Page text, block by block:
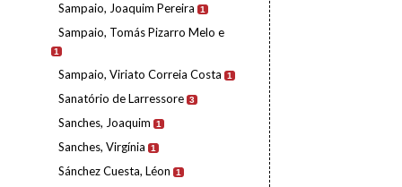
Sampaio, Joaquim Pereira 1
Sampaio, Tomás Pizarro Melo e
1
Sampaio, Viriato Correia Costa 1
Sanatório de Larressore 3
Sanches, Joaquim 1
Sanches, Virgínia 1
Sánchez Cuesta, Léon 1